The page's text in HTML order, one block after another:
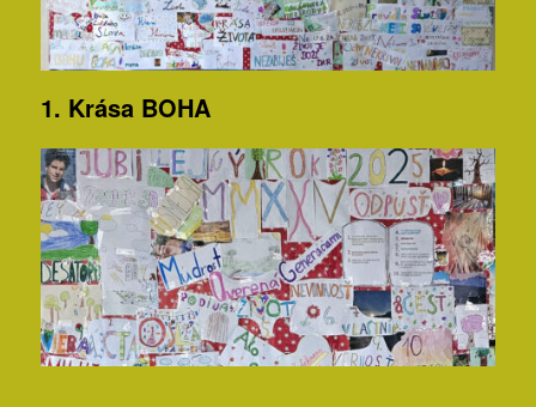
1. Krása BOHA